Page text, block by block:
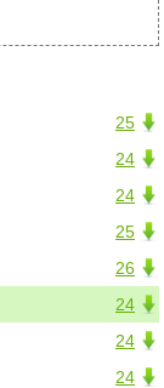
25
24
24
25
26
24
24
24